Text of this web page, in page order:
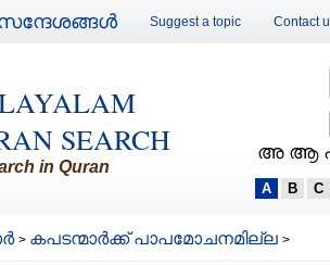
Suggest a topic Contact
SEARCH
in Quran
അ ആ
A B C
> കപടന്മാര്‍ക്ക് പാപമോചനമില്ല >